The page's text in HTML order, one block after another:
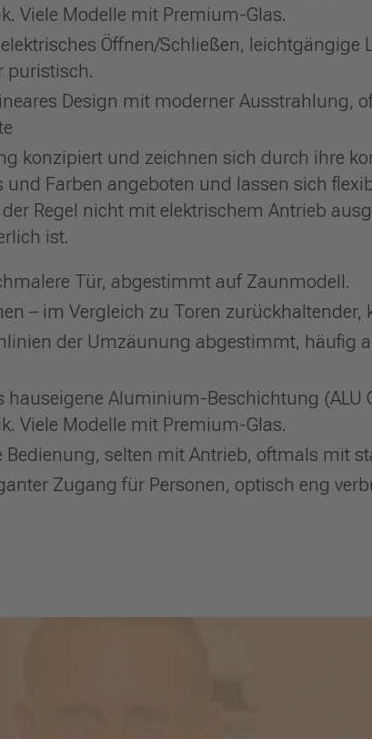
Viele Modelle mit Premium-Glas.
Öffnen/Schließen,
puristisch.
Design mit moderner Ausstrahlung,
konzipiert und zeichnen sich durch ihre
Farben angeboten und lassen sich
Regel nicht mit elektrischem Antrieb
ist.
Tür, abgestimmt auf Zaunmodell.
– im Vergleich zu Toren zurückhaltender,
der Umzäunung abgestimmt, häufig
hauseigene Aluminium-Beschichtung (ALU
Viele Modelle mit Premium-Glas.
Bedienung, selten mit Antrieb, oftmals mit
Zugang für Personen, optisch eng